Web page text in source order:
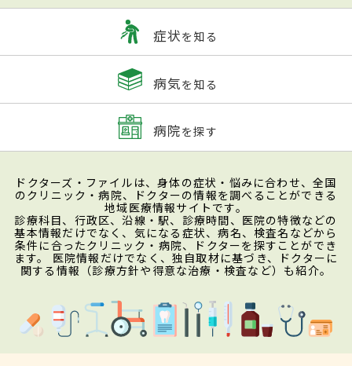
症状を知る
病気を知る
病院を探す
ドクターズ・ファイルは、身体の症状・悩みに合わせ、全国
のクリニック・病院、ドクターの情報を調べることができる
地域医療情報サイトです。
診療科目、行政区、沿線・駅、診療時間、医院の特徴などの
基本情報だけでなく、気になる症状、病名、検査名などから
条件に合ったクリニック・病院、ドクターを探すことができ
ます。 医院情報だけでなく、独自取材に基づき、ドクターに
関する情報（診療方針や得意な治療・検査など）も紹介。